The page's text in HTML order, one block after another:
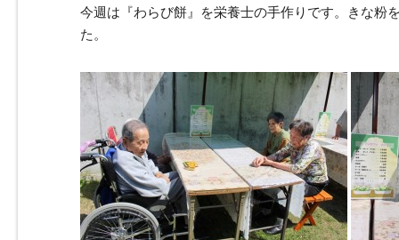
今週は『わらび餅』を栄養士の手作りです。きな粉
た。